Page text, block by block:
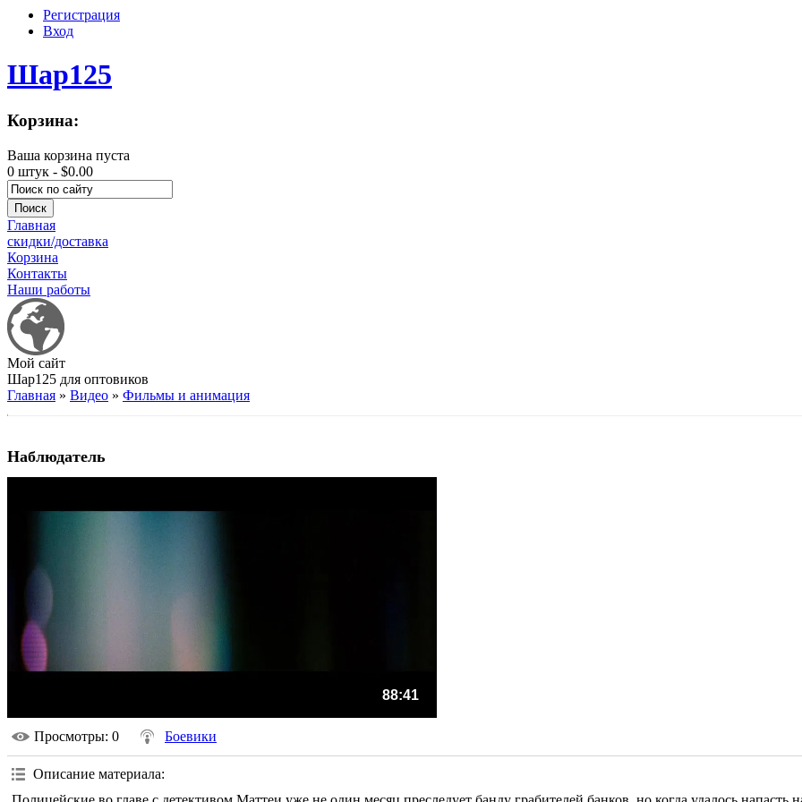
Регистрация
Вход
Шар125
Корзина:
Ваша корзина пуста
0 штук - $0.00
Главная
скидки/доставка
Корзина
Контакты
Наши работы
Мой сайт
Шар125 для оптовиков
Главная » Видео » Фильмы и анимация
Наблюдатель
88:41
Просмотры: 0 Боевики
Описание материала: